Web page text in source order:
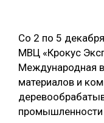
ЦИФРОВАЯ СРЕДА
БИОЭНЕРГЕТИКА
ЛОГИСТИКА
РУБРИКИ
ТЕМАТИЧЕСКИЕ
ПОДБОРКИ СТАТЕЙ
Со 2 по 5
МВЦ «Крокус
Международная
материалов и